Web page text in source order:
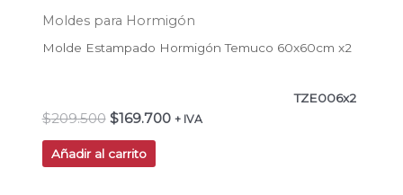
Moldes para Hormigón
Molde Estampado Hormigón Temuco 60x60cm x2
TZE006x2
$209.500 $169.700 + IVA
Añadir al carrito